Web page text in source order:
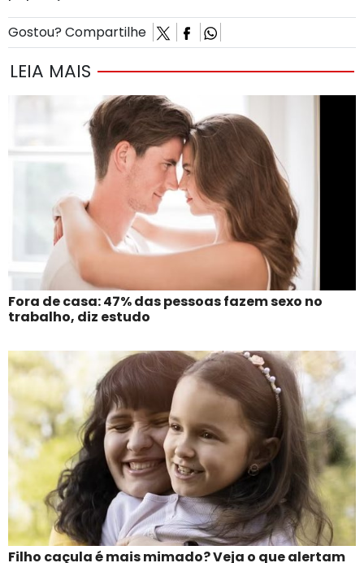
Gostou? Compartilhe
LEIA MAIS
Fora de casa: 47% das pessoas fazem sexo no
trabalho, diz estudo
Filho caçula é mais mimado? Veja o que alertam